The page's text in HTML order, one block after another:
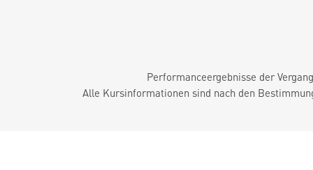
Performanceergebnisse der
Alle Kursinformationen sind nach den